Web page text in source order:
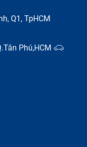
Q1, TpHCM
Phú,HCM